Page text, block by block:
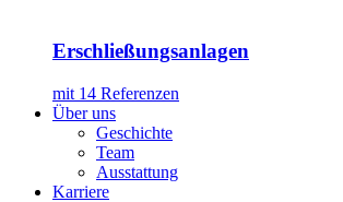
Erschließungsanlagen
mit 14 Referenzen
Über uns
Geschichte
Team
Ausstattung
Karriere